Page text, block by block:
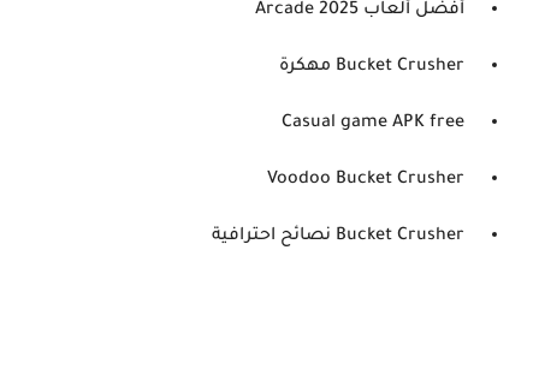
أفضل ألعاب Arcade 2025